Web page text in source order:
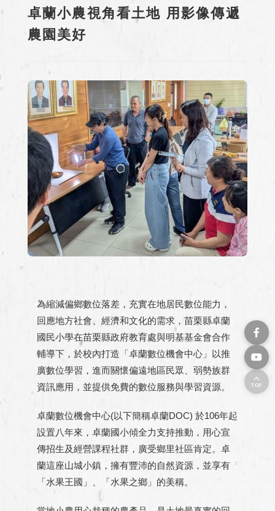
卓蘭小農視角看土地 用影像傳遞
農園美好
為縮減偏鄉數位落差，充實在地居民數位能力，
回應地方社會、經濟和文化的需求，苗栗縣卓蘭
國民小學在苗栗縣政府教育處與明基基金會合作
輔導下，於校內打造「卓蘭數位機會中心」以推
廣數位學習，進而關懷偏遠地區民眾、弱勢族群
資訊應用，並提供免費的數位服務與學習資源。
卓蘭數位機會中心(以下簡稱卓蘭DOC) 於106年起
設置八年來，卓蘭國小傾全力支持推動，用心宣
傳招生及經營課程社群，廣受鄉里社區肯定。卓
蘭這座山城小鎮，擁有豐沛的自然資源，並享有
「水果王國」、「水果之鄉」的美稱。
TOP